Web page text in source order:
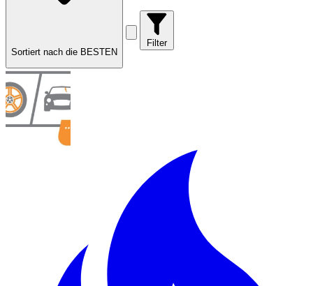
Sortiert nach die BESTEN
Filter